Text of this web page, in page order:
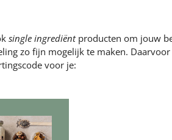
single ingrediëntproducten om jouw
zo fijn mogelijk te maken.
voor je: